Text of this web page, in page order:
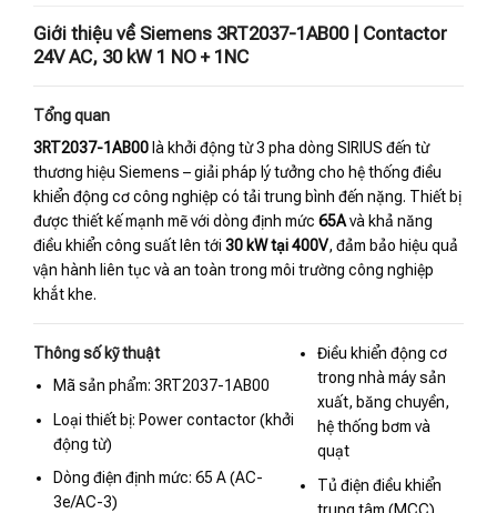
Giới thiệu về Siemens 3RT2037-1AB00 | Contactor
24V AC, 30 kW 1 NO + 1NC
Tổng quan
3RT2037-1AB00 là khởi động từ 3 pha dòng SIRIUS đến từ
thương hiệu Siemens – giải pháp lý tưởng cho hệ thống điều
khiển động cơ công nghiệp có tải trung bình đến nặng. Thiết bị
được thiết kế mạnh mẽ với dòng định mức 65Avà khả năng
điều khiển công suất lên tới 30 kW tại 400V, đảm bảo hiệu quả
vận hành liên tục và an toàn trong môi trường công nghiệp
khắt khe.
Thông số kỹ thuật
Mã sản phẩm: 3RT2037-1AB00
Loại thiết bị: Power contactor (khởi
động từ)
Dòng điện định mức: 65 A (AC-
3e/AC-3)
Điều khiển động cơ
trong nhà máy sản
xuất, băng chuyền,
hệ thống bơm và
quạt
Tủ điện điều khiển
trung tâm (MCC)